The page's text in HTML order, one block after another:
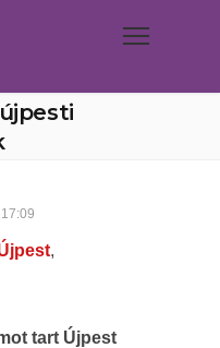
,
tart Újpest